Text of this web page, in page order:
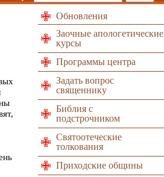
Обновления
Заочные апологетические
курсы
Программы центра
Задать вопрос
священнику
Библия с
подстрочником
Святоотеческие
толкования
Приходские общины